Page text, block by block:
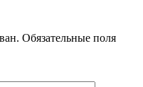
Обязательные поля